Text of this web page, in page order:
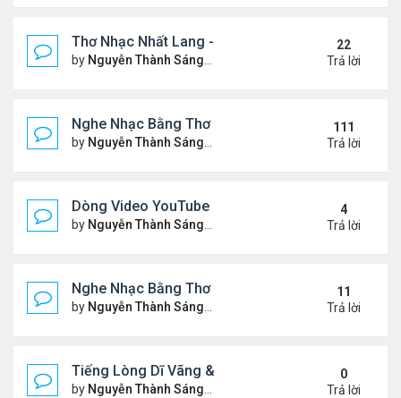
Thơ Nhạc Nhất Lang - Cảm Xúc - Đọc & Ngâm
by Nguyễn Thành Sáng Thứ 7 Tháng 10 04, 2025 2:39
22
Trả lời
Nghe Nhạc Bằng Thơ - Ngâm Nga Thơ & Đọc Thơ
by Nguyễn Thành Sáng Thứ 7 Tháng 2 15, 2025 9:08
111
Trả lời
Dòng Video YouTube "Bài Thơ" - Nghe Nhạc Bằng
by Nguyễn Thành Sáng Thứ 2 Tháng 3 17, 2025 2:37
4
Trả lời
Nghe Nhạc Bằng Thơ - Video Đọc Thơ - Thơ Hay
by Nguyễn Thành Sáng Chủ nhật Tháng 2 23, 2025
11
Trả lời
Tiếng Lòng Dĩ Vãng & Video YouTube Ngâm Nga
by Nguyễn Thành Sáng Thứ 6 Tháng 2 14, 2025 10:11
0
Trả lời